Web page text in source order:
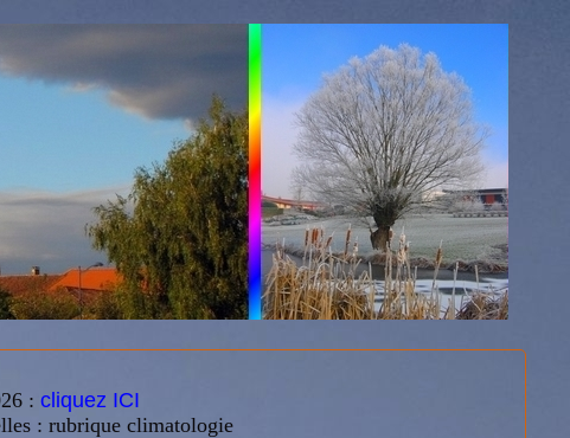
: cliquez ICI
: rubrique climatologie